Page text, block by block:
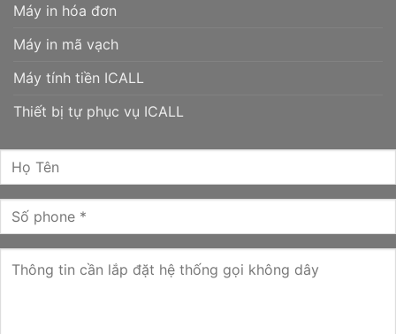
Máy in hóa đơn
Máy in mã vạch
Máy tính tiền ICALL
Thiết bị tự phục vụ ICALL